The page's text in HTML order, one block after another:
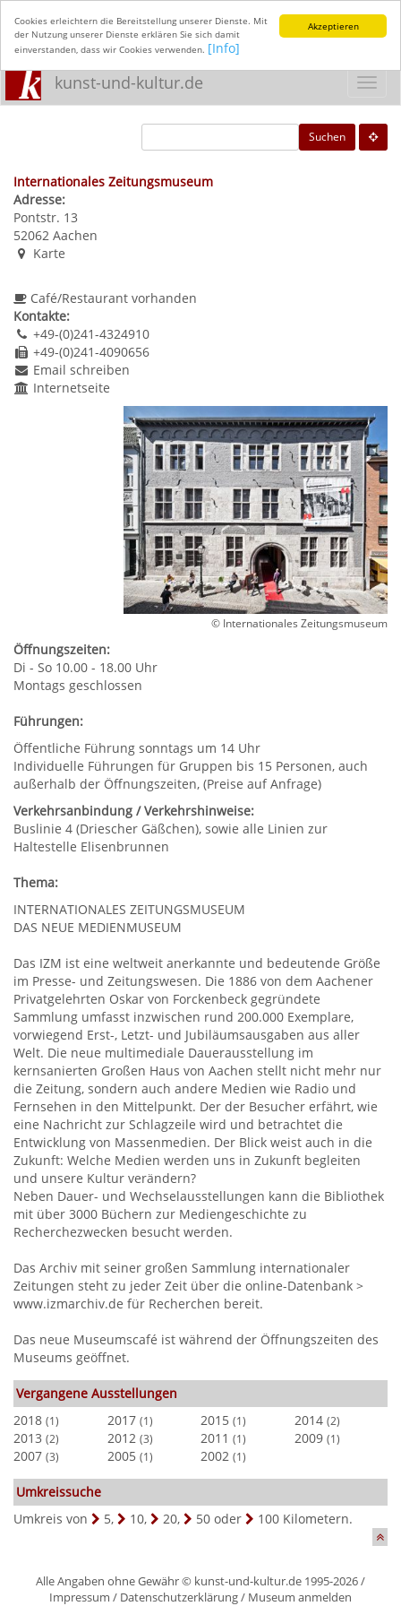
Akzeptieren
Cookies erleichtern die Bereitstellung unserer Dienste. Mit
der Nutzung unserer Dienste erklären Sie sich damit
einverstanden, dass wir Cookies verwenden. [Info]
kunst-und-kultur.de
Suchen
Internationales Zeitungsmuseum
Adresse:
Pontstr. 13
52062 Aachen
Karte
Café/Restaurant vorhanden
Kontakte:
+49-(0)241-4324910
+49-(0)241-4090656
Email schreiben
Internetseite
© Internationales Zeitungsmuseum
Öffnungszeiten:
Di - So 10.00 - 18.00 Uhr
Montags geschlossen
Führungen:
Öffentliche Führung sonntags um 14 Uhr
Individuelle Führungen für Gruppen bis 15 Personen, auch
außerhalb der Öffnungszeiten, (Preise auf Anfrage)
Verkehrsanbindung / Verkehrshinweise:
Buslinie 4 (Driescher Gäßchen), sowie alle Linien zur
Haltestelle Elisenbrunnen
Thema:
INTERNATIONALES ZEITUNGSMUSEUM
DAS NEUE MEDIENMUSEUM
Das IZM ist eine weltweit anerkannte und bedeutende Größe
im Presse- und Zeitungswesen. Die 1886 von dem Aachener
Privatgelehrten Oskar von Forckenbeck gegründete
Sammlung umfasst inzwischen rund 200.000 Exemplare,
vorwiegend Erst-, Letzt- und Jubiläumsausgaben aus aller
Welt. Die neue multimediale Dauerausstellung im
kernsanierten Großen Haus von Aachen stellt nicht mehr nur
die Zeitung, sondern auch andere Medien wie Radio und
Fernsehen in den Mittelpunkt. Der der Besucher erfährt, wie
eine Nachricht zur Schlagzeile wird und betrachtet die
Entwicklung von Massenmedien. Der Blick weist auch in die
Zukunft: Welche Medien werden uns in Zukunft begleiten
und unsere Kultur verändern?
Neben Dauer- und Wechselausstellungen kann die Bibliothek
mit über 3000 Büchern zur Mediengeschichte zu
Recherchezwecken besucht werden.
Das Archiv mit seiner großen Sammlung internationaler
Zeitungen steht zu jeder Zeit über die online-Datenbank >
www.izmarchiv.de für Recherchen bereit.
Das neue Museumscafé ist während der Öffnungszeiten des
Museums geöffnet.
Vergangene Ausstellungen
2018 (1) 2017 (1) 2015 (1) 2014 (2)
2013 (2) 2012 (3) 2011 (1) 2009 (1)
2007 (3) 2005 (1) 2002 (1)
Umkreissuche
Umkreis von
5, 10, 20, 50 oder 100 Kilometern.
Alle Angaben ohne Gewähr © kunst-und-kultur.de 1995-2026 /
Impressum / Datenschutzerklärung/ Museum anmelden